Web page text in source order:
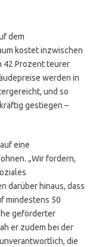
dem
kostet inzwischen
42 Prozent teurer
werden in
und so
gestiegen –
eine
„Wir fordern,
darüber hinaus, dass
mindestens 50
geförderter
er zudem bei der
die